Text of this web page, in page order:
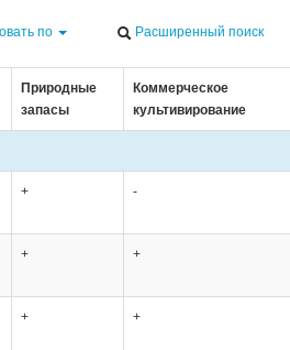
по Расширенный поиск
Природные
запасы
Коммерческое
культивирование
+ -
+ +
+ +